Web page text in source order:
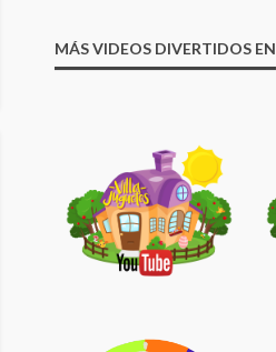
MÁS VIDEOS DIVERTIDOS EN